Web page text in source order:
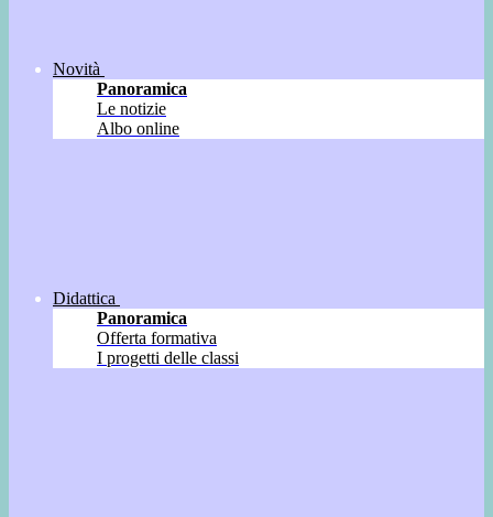
Novità
Panoramica
Le notizie
Albo online
Didattica
Panoramica
Offerta formativa
I progetti delle classi